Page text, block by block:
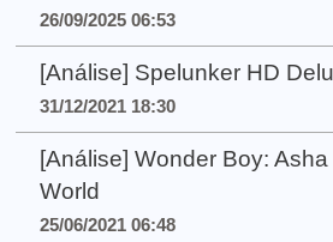
26/09/2025 06:53
[Análise] Spelunker HD
31/12/2021 18:30
[Análise] Wonder Boy:
World
25/06/2021 06:48